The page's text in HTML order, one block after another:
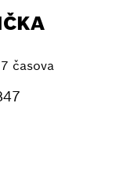
časova